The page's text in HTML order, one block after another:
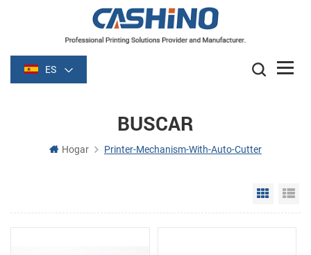
ES
BUSCAR
Hogar Printer-Mechanism-With-Auto-Cutter
Grid